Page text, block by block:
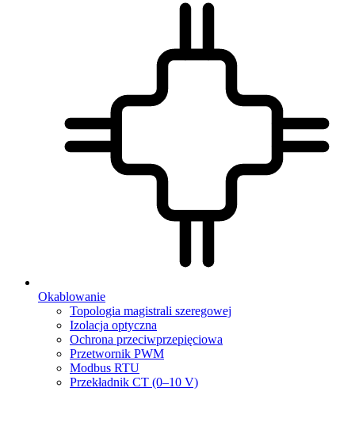
Okablowanie
Topologia magistrali szeregowej
Izolacja optyczna
Ochrona przeciwprzepięciowa
Przetwornik PWM
Modbus RTU
Przekładnik CT (0–10 V)